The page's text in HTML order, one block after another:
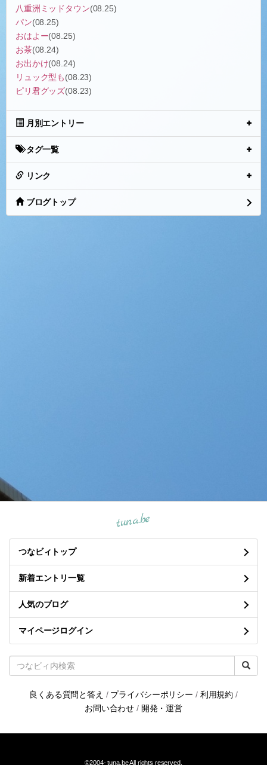
八重洲ミッドタウン(08.25)
パン(08.25)
おはよー(08.25)
お茶(08.24)
お出かけ(08.24)
リュック型も(08.23)
ピリ君グッズ(08.23)
月別エントリー
タグ一覧
リンク
ブログトップ
tuna.be
つなビィトップ
新着エントリ一覧
人気のブログ
マイページログイン
良くある質問と答え / プライバシーポリシー / 利用規約 /
お問い合わせ / 開発・運営
©2004-tuna.beAll rights reserved.